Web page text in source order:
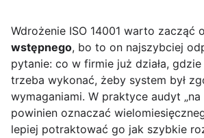
Wdrożenie ISO 14001 warto zacząć
wstępnego, bo to on najszybciej
pytanie: co w firmie już działa,
trzeba wykonać, żeby system był
wymaganiami. W praktyce audyt „na
powinien oznaczać
lepiej potraktować go jak szybkie